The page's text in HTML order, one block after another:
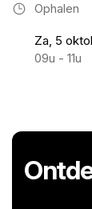
Ophalen
Za, 5
09u - 11u